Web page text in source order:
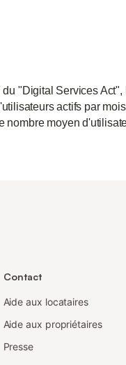
"Digital Services
actifs par
nombre moyen
Contact
Aide aux locataires
Aide aux propriétaires
Presse